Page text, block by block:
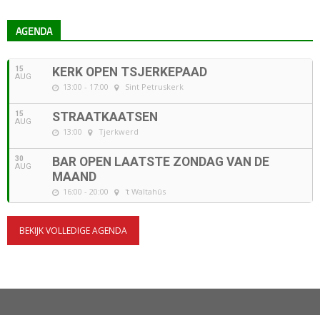
AGENDA
15
AUG KERK OPEN TSJERKEPAAD
13:00 - 17:00 Sint Petruskerk
15
AUG STRAATKAATSEN
13:00 Tjerkwerd
30
AUG
BAR OPEN LAATSTE ZONDAG VAN DE
MAAND
16:00 - 20:00 't Waltahûs
BEKIJK VOLLEDIGE AGENDA